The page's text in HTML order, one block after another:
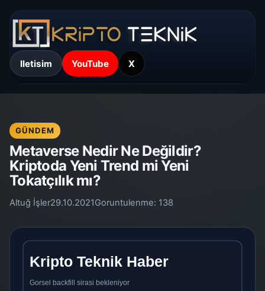
Iletisim YouTube X
GÜNDEM
Metaverse Nedir Ne Değildir?
Kriptoda Yeni Trend mi Yeni
Tokatçılık mı?
Altuğ İşler29.10.2021Goruntulenme: 138